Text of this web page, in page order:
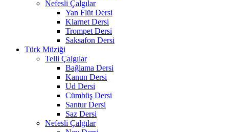
Nefesli Çalgılar
Yan Flüt Dersi
Klarnet Dersi
Trompet Dersi
Saksafon Dersi
Türk Müziği
Telli Çalgılar
Bağlama Dersi
Kanun Dersi
Ud Dersi
Cümbüş Dersi
Santur Dersi
Saz Dersi
Nefesli Çalgılar